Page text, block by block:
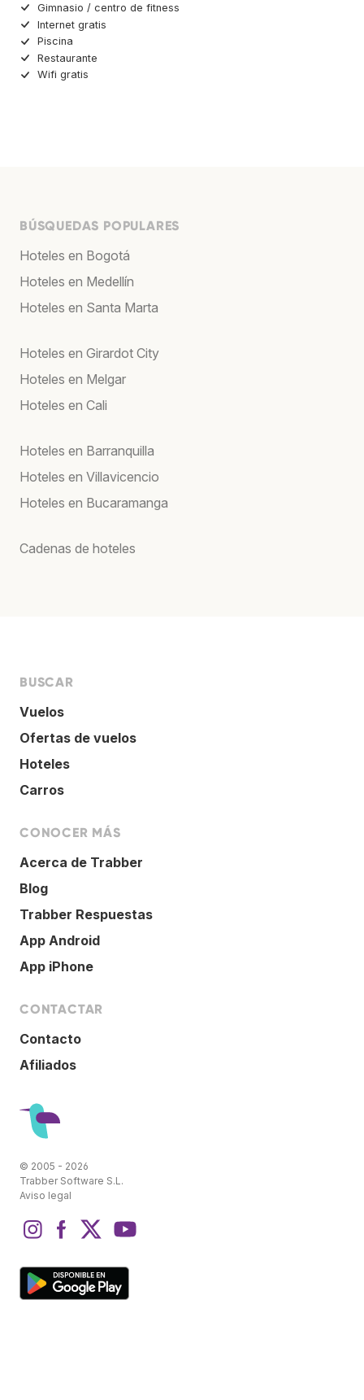
Gimnasio / centro de fitness
Internet gratis
Piscina
Restaurante
Wifi gratis
BÚSQUEDAS POPULARES
Hoteles en Bogotá
Hoteles en Medellín
Hoteles en Santa Marta
Hoteles en Girardot City
Hoteles en Melgar
Hoteles en Cali
Hoteles en Barranquilla
Hoteles en Villavicencio
Hoteles en Bucaramanga
Cadenas de hoteles
BUSCAR
Vuelos
Ofertas de vuelos
Hoteles
Carros
CONOCER MÁS
Acerca de Trabber
Blog
Trabber Respuestas
App Android
App iPhone
CONTACTAR
Contacto
Afiliados
© 2005 - 2026
Trabber Software S.L.
Aviso legal